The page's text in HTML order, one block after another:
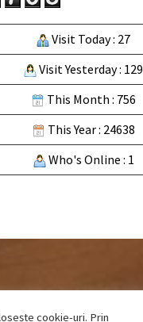
Visit Today : 27
Visit Yesterday : 129
This Month : 756
This Year : 24638
Who's Online : 1
cookie-uri. Prin